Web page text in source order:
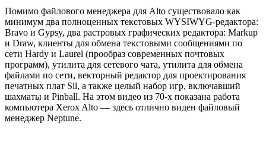
Помимо файлового менеджера для Alto существовало как
минимум два полноценных текстовых WYSIWYG-редактора:
Bravo и Gypsy, два растровых графических редактора: Markup
и Draw, клиенты для обмена текстовыми сообщениями по
сети Hardy и Laurel (прообраз современных почтовых
программ), утилита для сетевого чата, утилита для обмена
файлами по сети, векторный редактор для проектирования
печатных плат Sil, а также целый набор игр, включавший
шахматы и Pinball. На этом видео из 70-х показана работа
компьютера Xerox Alto — здесь отлично виден файловый
менеджер Neptune.